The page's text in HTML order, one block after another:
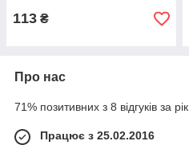
113 ₴
Про нас
71% позитивних з 8 відгуків за рік
Працює з 25.02.2016